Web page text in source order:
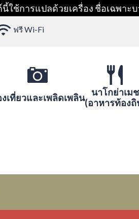
ใช้การแปลด้วยเครื่อง ชื่อเฉพา
ฟรี Wi-Fi
เที่ยวและเพลิดเพลิน
นาโกย่าเมช
(อาหารท้องถิ